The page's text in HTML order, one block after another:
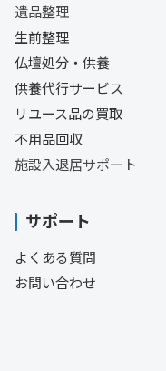
遺品整理
生前整理
仏壇処分・供養
供養代行サービス
リユース品の買取
不用品回収
施設入退居サポート
サポート
よくある質問
お問い合わせ